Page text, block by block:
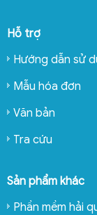
Hỗ trợ
Hướng dẫn sử
Mẫu hóa đơn
Văn bản
Tra cứu
Sản phẩm khác
Phần mềm hải